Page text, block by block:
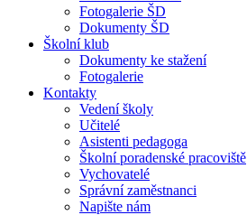
Fotogalerie ŠD
Dokumenty ŠD
Školní klub
Dokumenty ke stažení
Fotogalerie
Kontakty
Vedení školy
Učitelé
Asistenti pedagoga
Školní poradenské pracoviště
Vychovatelé
Správní zaměstnanci
Napište nám